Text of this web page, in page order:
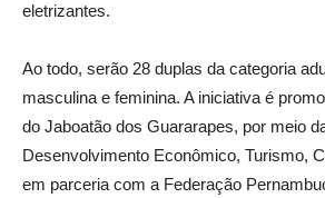
eletrizantes.
Ao todo, serão 28 duplas da categoria
masculina e feminina. A iniciativa é
do Jaboatão dos Guararapes, por meio
Desenvolvimento Econômico, Turismo,
em parceria com a Federação